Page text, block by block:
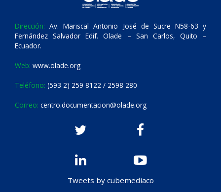
Dirección: Av. Mariscal Antonio José de Sucre N58-63 y
Fernández Salvador Edif. Olade – San Carlos, Quito –
Ecuador.
Web: www.olade.org
Teléfono: (593 2) 259 8122 / 2598 280
Correo: centro.documentacion@olade.org
Tweets by cubemediaco